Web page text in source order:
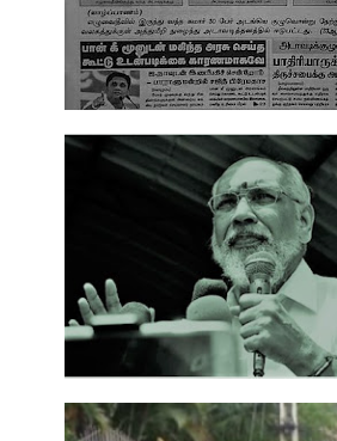
திருக்கேதீஸ்வரத்திலிருந்து
எழுவைதீவ...
எது சரியான மாற்று அணி ?